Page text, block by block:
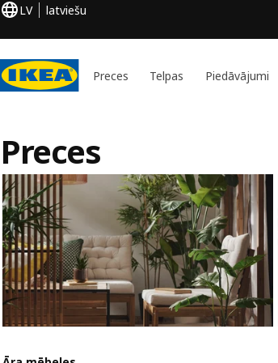
LV latviešu
Preces Telpas Piedāvājumi
Preces